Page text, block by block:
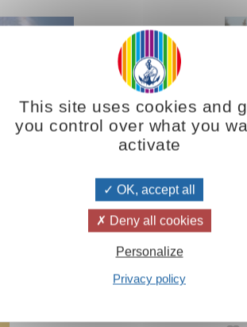
retten
die
Güte
This site uses cookies and
you control over what you
activate
OK, accept all
Deny all cookies
Personalize
Privacy policy